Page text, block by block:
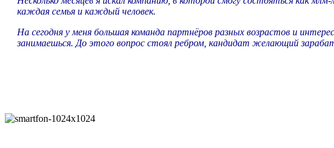
каждая семья и каждый человек.
На сегодня у меня большая команда партнёров разных возрастов и
занимаешься. До этого вопрос стоял ребром, кандидат желающий